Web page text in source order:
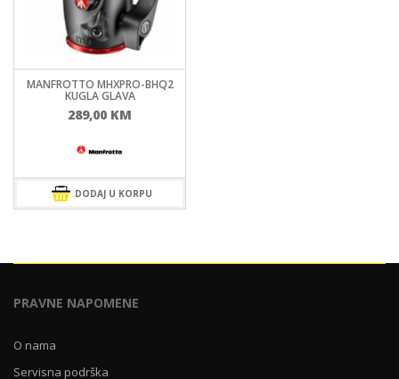
MANFROTTO MHXPRO-BHQ2
KUGLA GLAVA
289,00 KM
DODAJ U KORPU
PRAVNE NAPOMENE
O nama
Servisna podrška